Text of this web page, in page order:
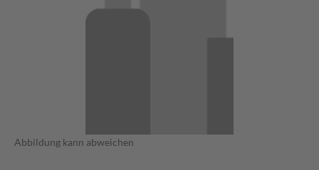
Abbildung kann abweichen